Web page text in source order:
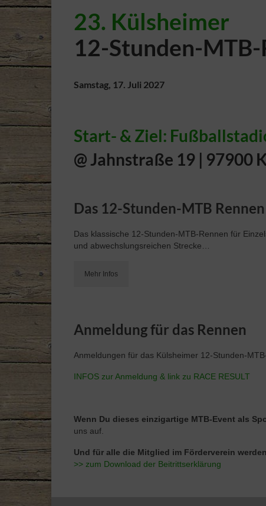
23. Külsheimer
12-Stunden-MTB-
Samstag, 17. Juli 2027
Start- & Ziel:
@ Jahnstraße 19 | 97900
Das 12-Stunden-MTB Rennen
Das klassische 12-Stunden-MTB-Rennen für
und abwechslungsreichen Strecke…
Mehr Infos
Anmeldung für das Rennen
Anmeldungen für das Külsheimer 12-Stunden-
INFOS zur Anmeldung & link zu RACE RESULT
Wenn Du dieses einzigartige MTB-Event als
uns auf.
Und für alle die Mitglied im Förderverein
>> zum Download der Beitrittserklärung